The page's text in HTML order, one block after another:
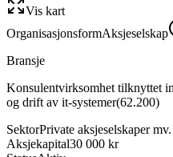
Vis kart
OrganisasjonsformAksjeselskap
Bransje
Konsulentvirksomhet tilknyttet
og drift av it-systemer(62.200)
SektorPrivate aksjeselskaper mv.
Aksjekapital30 000 kr